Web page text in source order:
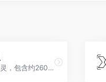
Excel插件,E灵，包含约260个功能，用于扩展Excel以及WPS的制表功能，提升制表效率。所有功能都提供对应的动画教材，看两次就会使用。